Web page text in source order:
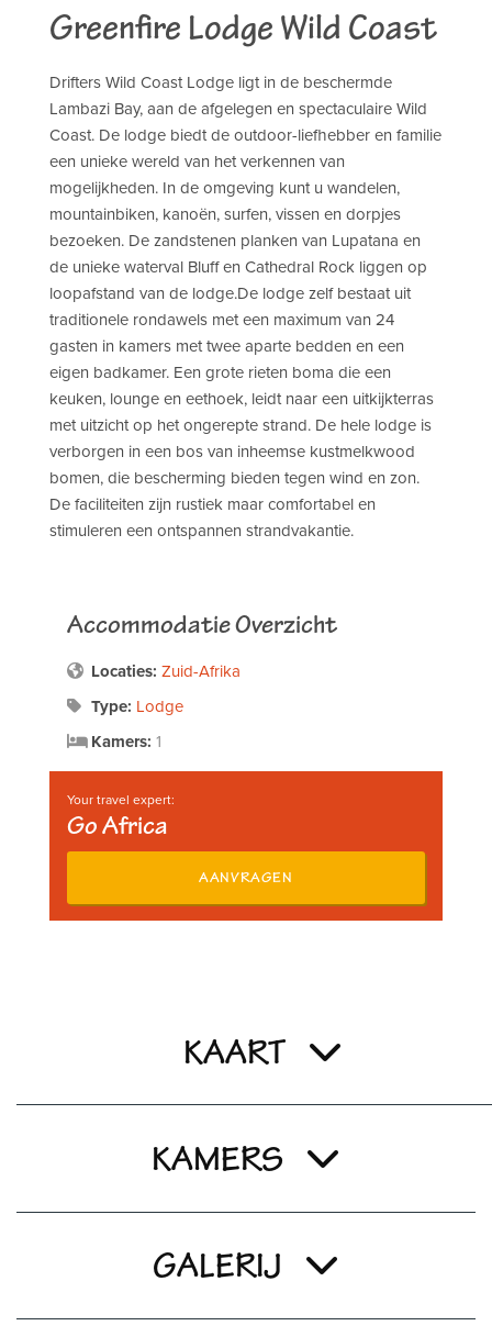
Greenfire Lodge Wild Coast
Drifters Wild Coast Lodge ligt in de beschermde
Lambazi Bay, aan de afgelegen en spectaculaire Wild
Coast. De lodge biedt de outdoor-liefhebber en familie
een unieke wereld van het verkennen van
mogelijkheden. In de omgeving kunt u wandelen,
mountainbiken, kanoën, surfen, vissen en dorpjes
bezoeken. De zandstenen planken van Lupatana en
de unieke waterval Bluff en Cathedral Rock liggen op
loopafstand van de lodge.De lodge zelf bestaat uit
traditionele rondawels met een maximum van 24
gasten in kamers met twee aparte bedden en een
eigen badkamer. Een grote rieten boma die een
keuken, lounge en eethoek, leidt naar een uitkijkterras
met uitzicht op het ongerepte strand. De hele lodge is
verborgen in een bos van inheemse kustmelkwood
bomen, die bescherming bieden tegen wind en zon.
De faciliteiten zijn rustiek maar comfortabel en
stimuleren een ontspannen strandvakantie.
Accommodatie Overzicht
Locaties: Zuid-Afrika
Type: Lodge
Kamers: 1
Your travel expert:
Go Africa
AANVRAGEN
KAART
KAMERS
GALERIJ